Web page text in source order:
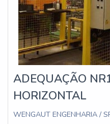
ADEQUAÇÃO
HORIZONTAL
WENGAUT ENGENHARIA /